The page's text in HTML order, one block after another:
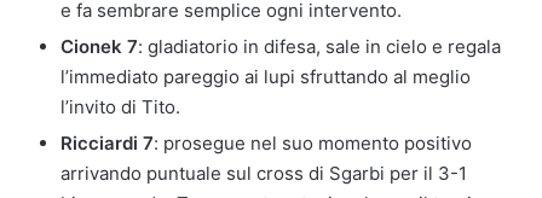
e fa sembrare semplice ogni intervento.
Cionek 7: gladiatorio in difesa, sale in cielo e regala
l’immediato pareggio ai lupi sfruttando al meglio
l’invito di Tito.
Ricciardi 7: prosegue nel suo momento positivo
arrivando puntuale sul cross di Sgarbi per il 3-1